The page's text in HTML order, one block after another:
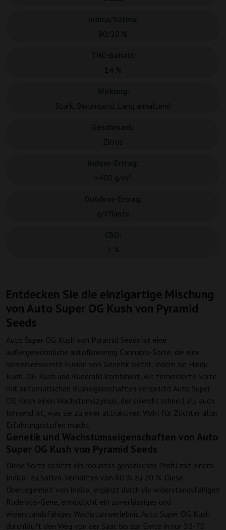
Entdecken Sie die einzigartige Mischung
von Auto Super OG Kush von Pyramid
Seeds
Auto Super OG Kush von Pyramid Seeds ist eine
außergewöhnliche autoflowering Cannabis-Sorte, die eine
bemerkenswerte Fusion von Genetik bietet, indem sie Hindu
Kush, OG Kush und Ruderalis kombiniert. Als feminisierte Sorte
mit automatischen Blüheigenschaften verspricht Auto Super
OG Kush einen Wachstumszyklus, der sowohl schnell als auch
lohnend ist, was sie zu einer attraktiven Wahl für Züchter aller
Erfahrungsstufen macht.
Genetik und Wachstumseigenschaften von Auto
Super OG Kush von Pyramid Seeds
Diese Sorte besitzt ein robustes genetisches Profil mit einem
Indica- zu Sativa-Verhältnis von 80 % zu 20 %. Diese
Überlegenheit von Indica, ergänzt durch die widerstandsfähigen
Ruderalis-Gene, ermöglicht ein zuverlässiges und
widerstandsfähiges Wachstumserlebnis. Auto Super OG Kush
durchläuft den Weg von der Saat bis zur Ernte in nur 50-70